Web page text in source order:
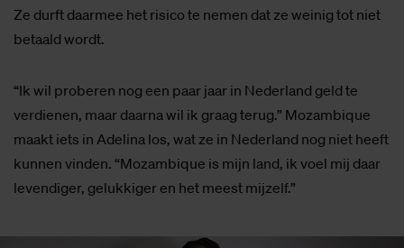
Ze durft daarmee het risico te nemen dat ze weinig tot niet
betaald wordt.
“Ik wil proberen nog een paar jaar in Nederland geld te
verdienen, maar daarna wil ik graag terug.” Mozambique
maakt iets in Adelina los, wat ze in Nederland nog niet heeft
kunnen vinden. “Mozambique is mijn land, ik voel mij daar
levendiger, gelukkiger en het meest mijzelf.”